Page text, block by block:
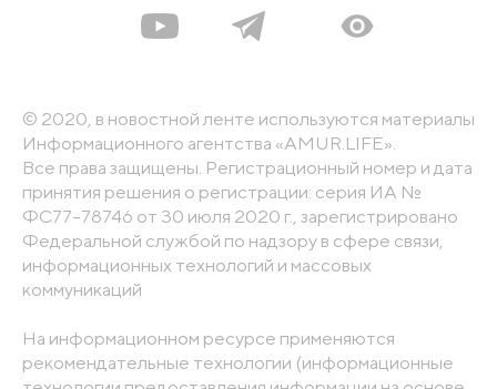
© 2020, в новостной ленте используются материалы
Информационного агентства «AMUR.LIFE».
Все права защищены. Регистрационный номер и дата
принятия решения о регистрации: серия ИА №
ФС77-78746 от 30 июля 2020 г., зарегистрировано
Федеральной службой по надзору в сфере связи,
информационных технологий и массовых
коммуникаций
На информационном ресурсе применяются
рекомендательные технологии (информационные